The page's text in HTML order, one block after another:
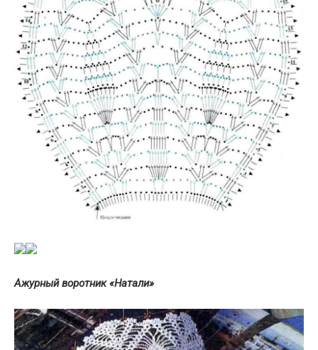
Ажурный воротник «Натали»